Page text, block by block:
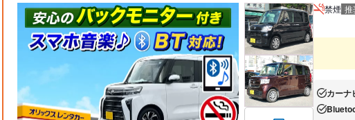
禁煙 推
あり:カーナ
あり: